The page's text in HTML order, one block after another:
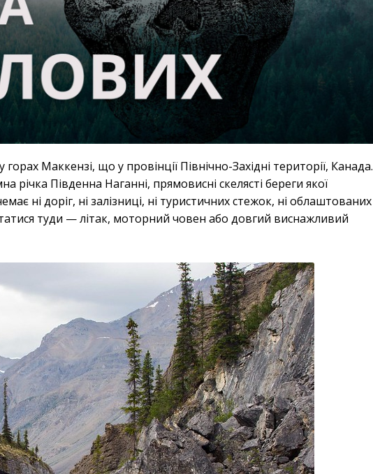
Маккензі, що у провінції Північно-Західні території, Канада.
річка Південна Наганні, прямовисні скелясті береги якої
ні доріг, ні залізниці, ні туристичних стежок, ні облаштованих
туди — літак, моторний човен або довгий виснажливий